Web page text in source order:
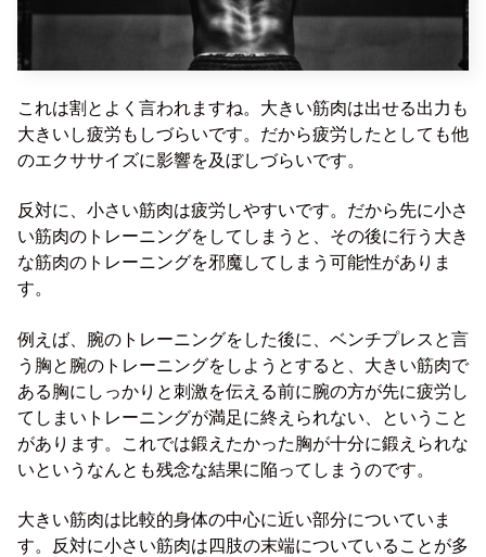
これは割とよく言われますね。大きい筋肉は出せる出力も
大きいし疲労もしづらいです。だから疲労したとしても他
のエクササイズに影響を及ぼしづらいです。
反対に、小さい筋肉は疲労しやすいです。だから先に小さ
い筋肉のトレーニングをしてしまうと、その後に行う大き
な筋肉のトレーニングを邪魔してしまう可能性がありま
す。
例えば、腕のトレーニングをした後に、ベンチプレスと言
う胸と腕のトレーニングをしようとすると、大きい筋肉で
ある胸にしっかりと刺激を伝える前に腕の方が先に疲労し
てしまいトレーニングが満足に終えられない、ということ
があります。これでは鍛えたかった胸が十分に鍛えられな
いというなんとも残念な結果に陥ってしまうのです。
大きい筋肉は比較的身体の中心に近い部分についていま
す。反対に小さい筋肉は四肢の末端についていることが多